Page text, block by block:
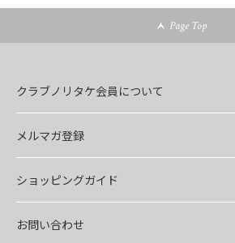
Page Top
クラブノリタケ会員について
メルマガ登録
ショッピングガイド
お問い合わせ